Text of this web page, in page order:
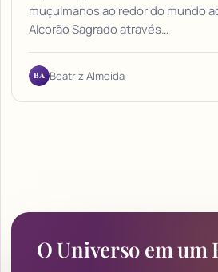
muçulmanos ao redor do mundo
Alcorão Sagrado através…
BA Beatriz Almeida
O Universo em um